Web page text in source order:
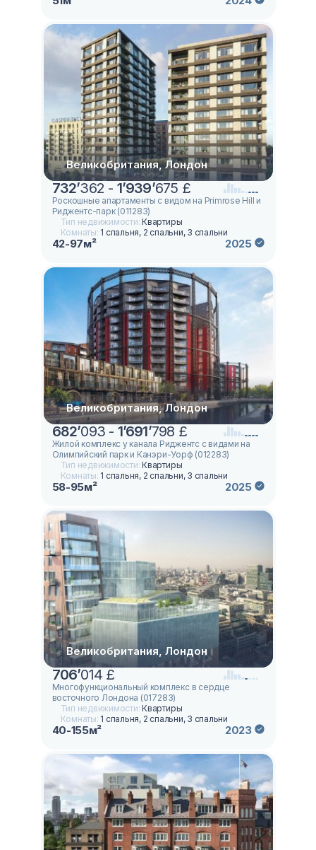
Великобритания, Лондон
732’362 - 1’939’675 £
Роскошные апартаменты с видом на Primrose Hill и
Риджентс-парк (011283)
Тип недвижимости:Квартиры
Комнаты: 1 спальня, 2 спальни, 3 спальни
42-97м² 2025
Великобритания, Лондон
682’093 - 1’691’798 £
Жилой комплекс у канала Риджентс с видами на
Олимпийский парк и Канэри-Уорф (012283)
Тип недвижимости:Квартиры
Комнаты: 1 спальня, 2 спальни, 3 спальни
58-95м² 2025
Великобритания, Лондон
706’014 £
Многофункциональный комплекс в сердце
восточного Лондона (017283)
Тип недвижимости:Квартиры
Комнаты: 1 спальня, 2 спальни, 3 спальни
40-155м² 2023